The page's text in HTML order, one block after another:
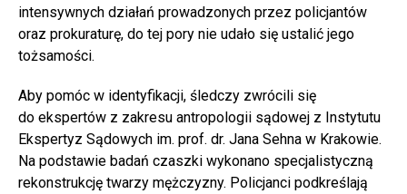
intensywnych działań prowadzonych przez policjantów
oraz prokuraturę, do tej pory nie udało się ustalić jego
tożsamości.
Aby pomóc w identyfikacji, śledczy zwrócili się
do ekspertów z zakresu antropologii sądowej z Instytutu
Ekspertyz Sądowych im. prof. dr. Jana Sehna w Krakowie.
Na podstawie badań czaszki wykonano specjalistyczną
rekonstrukcję twarzy mężczyzny. Policjanci podkreślają